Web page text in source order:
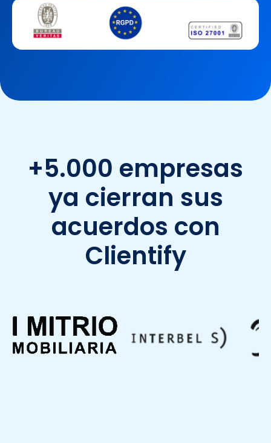
+5.000 empresas
ya cierran sus
acuerdos con
Clientify